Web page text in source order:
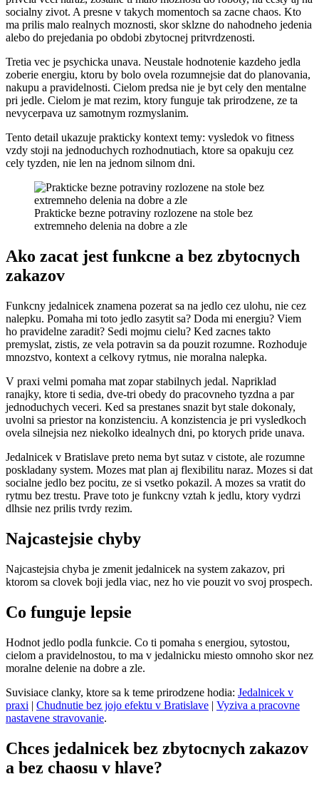
socialny zivot. A presne v takych momentoch sa zacne chaos. Kto
ma prilis malo realnych moznosti, skor sklzne do nahodneho jedenia
alebo do prejedania po obdobi zbytocnej pritvrdzenosti.
Tretia vec je psychicka unava. Neustale hodnotenie kazdeho jedla
zoberie energiu, ktoru by bolo ovela rozumnejsie dat do planovania,
nakupu a pravidelnosti. Cielom predsa nie je byt cely den mentalne
pri jedle. Cielom je mat rezim, ktory funguje tak prirodzene, ze ta
nevycerpava uz samotnym rozmyslanim.
Tento detail ukazuje prakticky kontext temy: vysledok vo fitness
vzdy stoji na jednoduchych rozhodnutiach, ktore sa opakuju cez
cely tyzden, nie len na jednom silnom dni.
Prakticke bezne potraviny rozlozene na stole bez
extremneho delenia na dobre a zle
Ako zacat jest funkcne a bez zbytocnych
zakazov
Funkcny jedalnicek znamena pozerat sa na jedlo cez ulohu, nie cez
nalepku. Pomaha mi toto jedlo zasytit sa? Doda mi energiu? Viem
ho pravidelne zaradit? Sedi mojmu cielu? Ked zacnes takto
premyslat, zistis, ze vela potravin sa da pouzit rozumne. Rozhoduje
mnozstvo, kontext a celkovy rytmus, nie moralna nalepka.
V praxi velmi pomaha mat zopar stabilnych jedal. Napriklad
ranajky, ktore ti sedia, dve-tri obedy do pracovneho tyzdna a par
jednoduchych veceri. Ked sa prestanes snazit byt stale dokonaly,
uvolni sa priestor na konzistenciu. A konzistencia je pri vysledkoch
ovela silnejsia nez niekolko idealnych dni, po ktorych pride unava.
Jedalnicek v Bratislave preto nema byt sutaz v cistote, ale rozumne
poskladany system. Mozes mat plan aj flexibilitu naraz. Mozes si dat
socialne jedlo bez pocitu, ze si vsetko pokazil. A mozes sa vratit do
rytmu bez trestu. Prave toto je funkcny vztah k jedlu, ktory vydrzi
dlhsie nez prilis tvrdy rezim.
Najcastejsie chyby
Najcastejsia chyba je zmenit jedalnicek na system zakazov, pri
ktorom sa clovek boji jedla viac, nez ho vie pouzit vo svoj prospech.
Co funguje lepsie
Hodnot jedlo podla funkcie. Co ti pomaha s energiou, sytostou,
cielom a pravidelnostou, to ma v jedalnicku miesto omnoho skor nez
moralne delenie na dobre a zle.
Suvisiace clanky, ktore sa k teme prirodzene hodia: Jedalnicek v
praxi | Chudnutie bez jojo efektu v Bratislave | Vyziva a pracovne
nastavene stravovanie.
Chces jedalnicek bez zbytocnych zakazov
a bez chaosu v hlave?